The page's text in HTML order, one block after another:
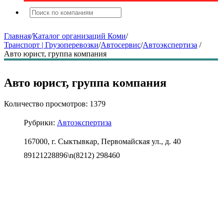
Главная/Каталог организаций Коми/
Транспорт | Грузоперевозки/Автосервис/Автоэкспертиза /
Авто юрист, группа компания
Авто юрист, группа компания
Количество просмотров: 1379
Рубрики: Автоэкспертиза
167000, г. Сыктывкар, Первомайская ул., д. 40
89121228896\n(8212) 298460